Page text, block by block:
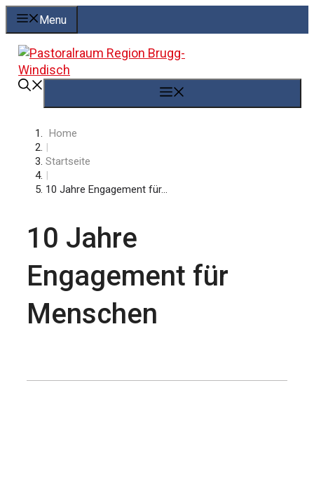
Springe
zum
Inhalt
Menu
Home
|
Startseite
|
10 Jahre Engagement für...
10 Jahre
Engagement für
Menschen